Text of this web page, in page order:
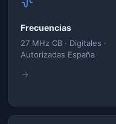
Frecuencias
27 MHz CB · Digitales ·
Autorizadas España